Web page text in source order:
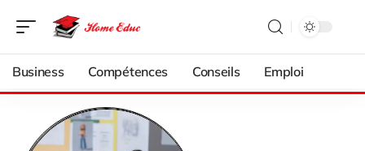
Business Compétences Conseils Emploi